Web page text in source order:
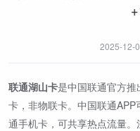
2025-12-
联通湖山卡是中国联通官方
卡，非物联卡。中国联通
通手机卡，可共享热点流量。